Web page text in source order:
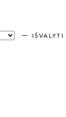
IŠVALYTI